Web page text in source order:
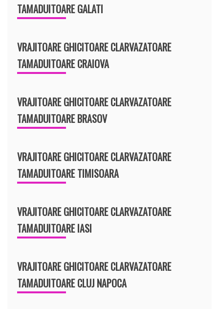
TAMADUITOARE GALATI
VRAJITOARE GHICITOARE CLARVAZATOARE
TAMADUITOARE CRAIOVA
VRAJITOARE GHICITOARE CLARVAZATOARE
TAMADUITOARE BRASOV
VRAJITOARE GHICITOARE CLARVAZATOARE
TAMADUITOARE TIMISOARA
VRAJITOARE GHICITOARE CLARVAZATOARE
TAMADUITOARE IASI
VRAJITOARE GHICITOARE CLARVAZATOARE
TAMADUITOARE CLUJ NAPOCA